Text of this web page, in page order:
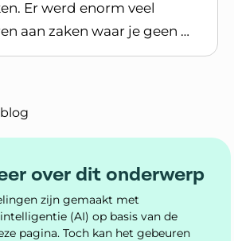
Er werd enorm veel
aan zaken waar je geen …
over dit onderwerp
zijn gemaakt met
(AI) op basis van de
pagina. Toch kan het gebeuren